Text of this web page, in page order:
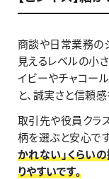
商談や日常業務の
見えるレベルの小
イビーやチャコー
と、誠実さと信頼
取引先や役員クラ
柄を選ぶと安心です
かれない」くらい
りやすいです。